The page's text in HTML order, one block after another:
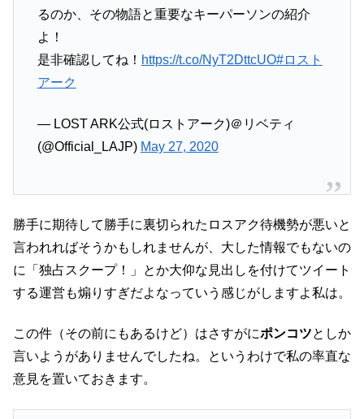
るのか、その物語と重要なキーパーソンの紹介
よ！
是非確認してね！ https://t.co/NyT2DttcUO#ロスト
アーク
— LOST ARK公式(ロストアーク)＠リベティ
(@Official_LAJP) May 27, 2020
勝手に期待して勝手に裏切られたロスアク待機勢が悪いと
言われればそうかもしれませんが、大した情報でもないの
に「独占スクープ！」とか大仰な見出しを付けてツイート
する運営も煽りすぎだよなっていう感じがしますよ私は。
この件（その前にもあるけど）はさすがにポンコツとしか
言いようがありませんでしたね。というわけで私の率直な
意見を置いておきます。